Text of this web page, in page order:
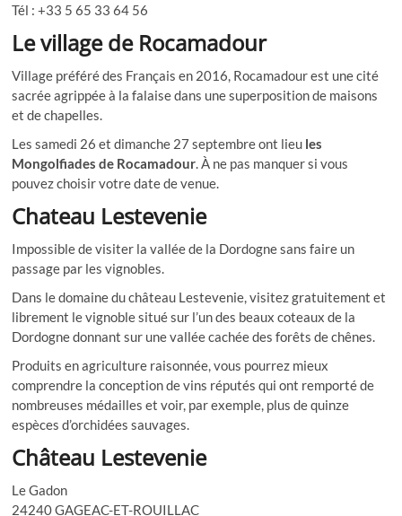
Tél : +33 5 65 33 64 56
Le village de Rocamadour
Village préféré des Français en 2016, Rocamadour est une cité
sacrée agrippée à la falaise dans une superposition de maisons
et de chapelles.
Les samedi 26 et dimanche 27 septembre ont lieu les
Mongolfiades de Rocamadour. À ne pas manquer si vous
pouvez choisir votre date de venue.
Chateau Lestevenie
Impossible de visiter la vallée de la Dordogne sans faire un
passage par les vignobles.
Dans le domaine du château Lestevenie, visitez gratuitement et
librement le vignoble situé sur l’un des beaux coteaux de la
Dordogne donnant sur une vallée cachée des forêts de chênes.
Produits en agriculture raisonnée, vous pourrez mieux
comprendre la conception de vins réputés qui ont remporté de
nombreuses médailles et voir, par exemple, plus de quinze
espèces d’orchidées sauvages.
Château Lestevenie
Le Gadon
24240 GAGEAC-ET-ROUILLAC